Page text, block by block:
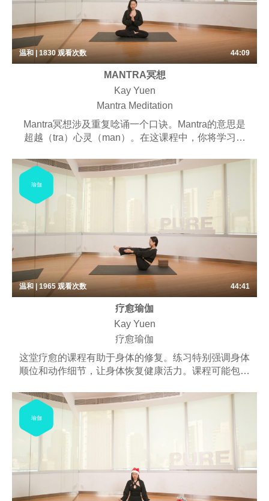
温和 | 1830观看次数 44:09
MANTRA冥想
Kay Yuen
Mantra Meditation
Mantra冥想涉及重复唸诵一个口诀。Mantra的意思是
超越（tra）心灵（man）。在这课程中，你将学习唱
们能够释放压力、平静心灵、找到快乐，并培养更深刻
的心灵连结。
瑜伽
温和 | 1965观看次数 44:41
疗愈瑜伽
Kay Yuen
疗愈瑜伽
这堂疗愈的课程有助于身体的修复。练习特别强调身体
顺位和动作细节，让身体恢复健康活力。课程可能包含
瑜伽